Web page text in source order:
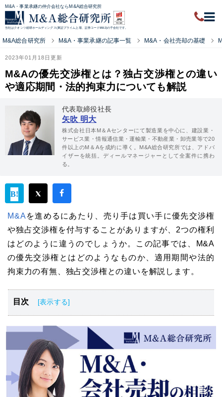
M&A・事業承継の仲介会社ならM&A総合研究所
当社はクオンツ総研ホールディングス(東証プライム上場、証券コード9552)の子会社です。
M&A総合研究所 M&A・事業承継の記事一覧 M&A・会社売却の基礎
2023年01月18日更新
M&Aの優先交渉権とは？独占交渉権との違い
や適応期間・法的拘束力についても解説
代表取締役社長
矢吹 明大
株式会社日本M＆Aセンターにて製造業を中心に、建設業・
サービス業・情報通信業・運輸業・不動産業・卸売業等で20
件以上のM＆Aを成約に導く。M&A総合研究所では、アドバ
イザーを統括。ディールマネージャーとして全案件に携わ
る。
M&A を進めるにあたり、売り手は買い手に優先交渉権
や独占交渉権を付与することがありますが、2つの権利
はどのように違うのでしょうか。この記事では、M&A
の優先交渉権とはどのようなものか、適用期間や法的
拘束力の有無、独占交渉権との違いを解説します。
目次
M&Aの優先交渉権とは
M&Aの優先交渉権と独占交渉権の違い
M&Aの優先交渉権の適用期間･法的拘束力
M&Aでは優先交渉権・独占交渉権のどちらを選択すべ
き？
M&Aの優先交渉権に関する相談先